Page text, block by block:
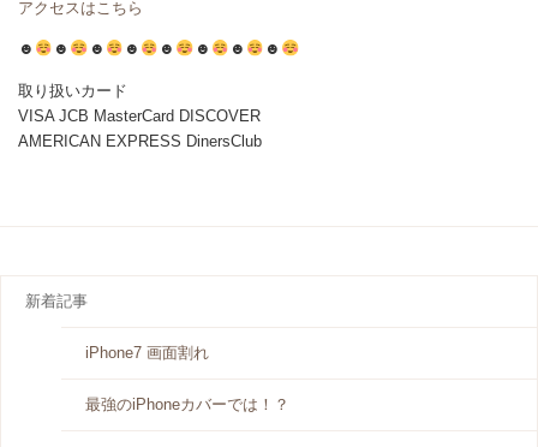
アクセスはこちら
☻ ☻ ☻ ☻ ☻ ☻ ☻ ☻
取り扱いカード
VISA JCB MasterCard DISCOVER
AMERICAN EXPRESS DinersClub
新着記事
iPhone7 画面割れ
最強のiPhoneカバーでは！？